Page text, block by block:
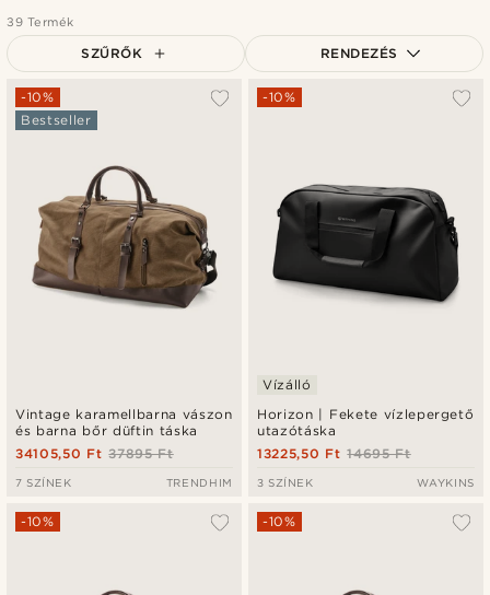
39 Termék
SZŰRŐK RENDEZÉS
A legkeresettebb
Legmagasabb ár
Vintage karamellbarna vászon
és barna bőr düftin táska
-10%
Bestseller
37895 Ft
34105,50 Ft
7 SZÍNEK TRENDHIM
Horizon | Fekete vízlepergető
utazótáska
-10%
Vízálló
14695 Ft
13225,50 Ft
3 SZÍNEK WAYKINS
-10% -10%